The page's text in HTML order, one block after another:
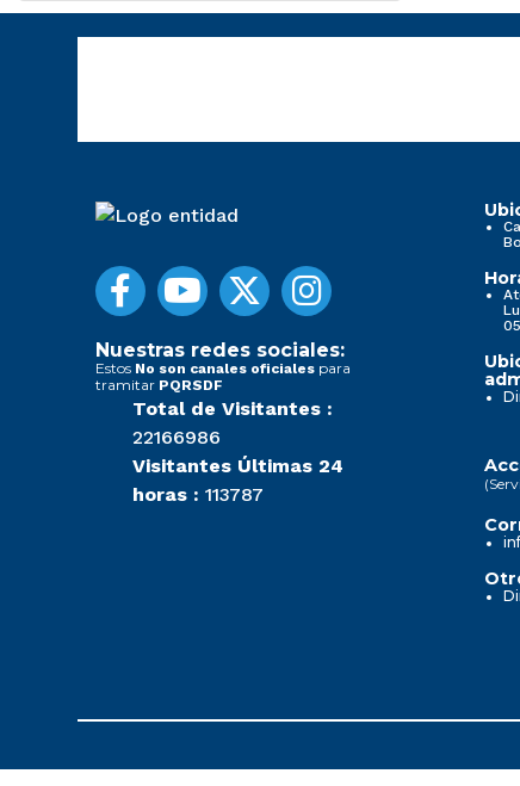
Nuestras redes sociales:
Estos No son canales oficiales para
tramitar PQRSDF
Total de Visitantes :
22166986
Visitantes Últimas 24
horas : 113787